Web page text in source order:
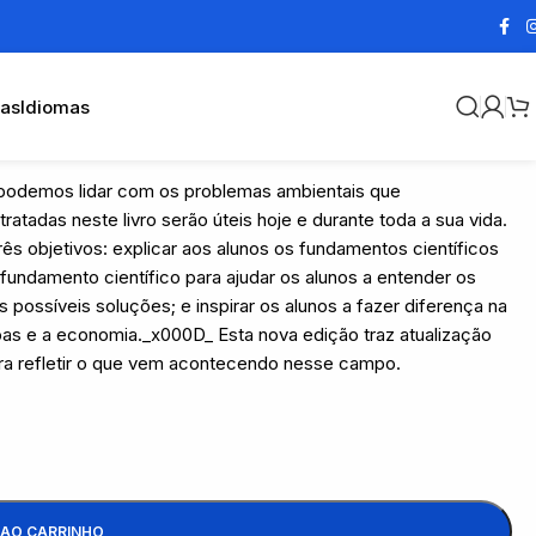
Idiomas
lidar com os problemas ambientais que
neste livro serão úteis hoje e durante toda a sua vida.
objetivos: explicar aos alunos os fundamentos científicos
científico para ajudar os alunos a entender os
soluções; e inspirar os alunos a fazer diferença na
e a economia._x000D_ Esta nova edição traz atualização
refletir o que vem acontecendo nesse campo.
CARRINHO